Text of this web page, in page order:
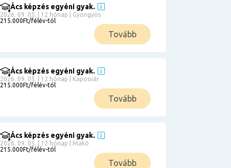
Ács képzés egyéni gyak.
2026. 09. 05. | 12 hónap | Gyöngyös
215.000Ft/félév-tól
Tovább
Ács képzés egyéni gyak.
2026. 09. 05. | 12 hónap | Kaposvár
215.000Ft/félév-tól
Tovább
Ács képzés egyéni gyak.
2026. 09. 05. | 12 hónap | Makó
215.000Ft/félév-tól
Tovább